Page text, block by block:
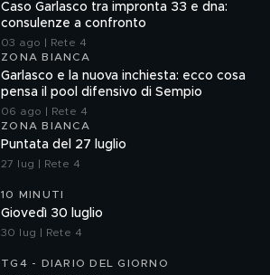
Caso Garlasco tra impronta 33 e dna:
consulenze a confronto
03 ago | Rete 4
ZONA BIANCA
Garlasco e la nuova inchiesta: ecco cosa
pensa il pool difensivo di Sempio
06 ago | Rete 4
ZONA BIANCA
Puntata del 27 luglio
27 lug | Rete 4
10 MINUTI
Giovedì 30 luglio
30 lug | Rete 4
TG4 - DIARIO DEL GIORNO